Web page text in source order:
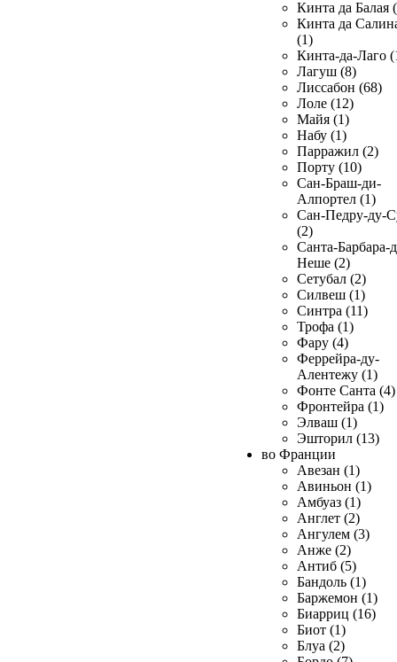
Кинта да Балая
Кинта да
(1)
Кинта-да-Лаго
Лагуш (8)
Лиссабон (68)
Лоле (12)
Майя (1)
Набу (1)
Парражил (2)
Порту (10)
Сан-Браш-ди-
Алпортел (1)
Сан-Педру-ду-
(2)
Санта-Барбара-
Неше (2)
Сетубал (2)
Силвеш (1)
Синтра (11)
Трофа (1)
Фару (4)
Феррейра-ду-
Алентежу (1)
Фонте Санта (4)
Фронтейра (1)
Элваш (1)
Эшторил (13)
во Франции
Авезан (1)
Авиньон (1)
Амбуаз (1)
Англет (2)
Ангулем (3)
Анже (2)
Антиб (5)
Бандоль (1)
Баржемон (1)
Биарриц (16)
Биот (1)
Блуа (2)